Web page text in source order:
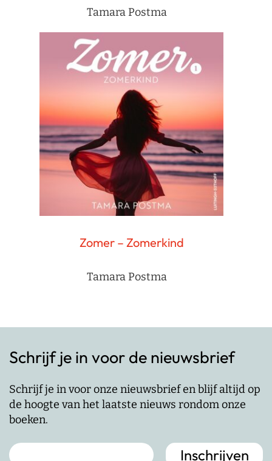
Tamara Postma
Zomer – Zomerkind
Tamara Postma
Schrijf je in voor de nieuwsbrief
Schrijf je in voor onze nieuwsbrief en blijf altijd op
de hoogte van het laatste nieuws rondom onze
boeken.